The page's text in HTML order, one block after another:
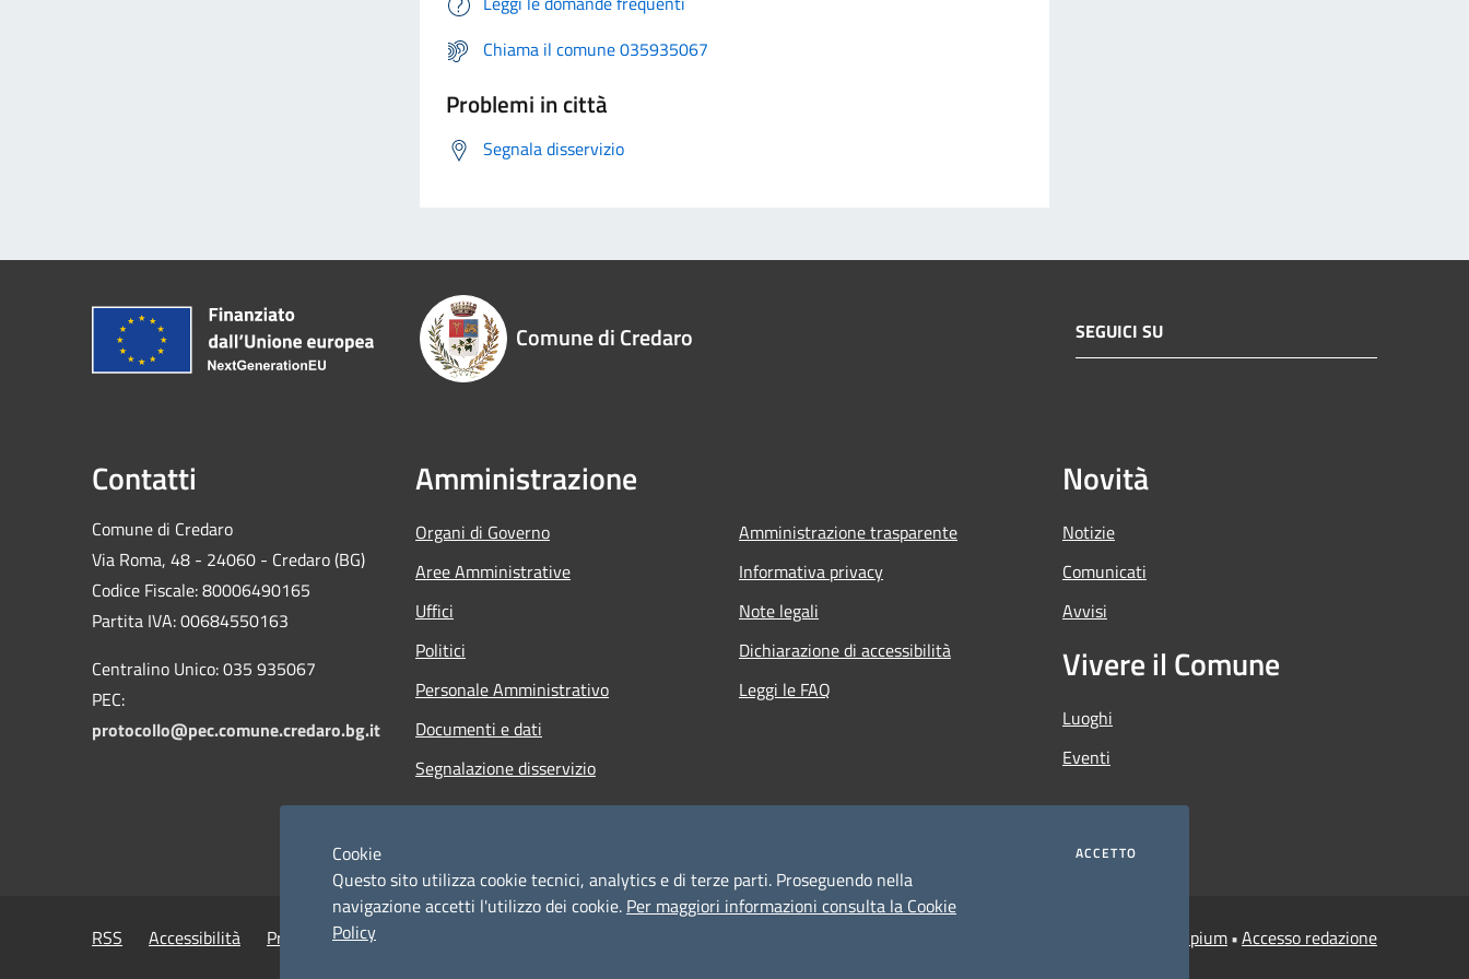
Chiama il comune 035935067
Problemi in città
Segnala disservizio
Comune di Credaro SEGUICI SU
Contatti
Comune di Credaro
Via Roma, 48 - 24060 - Credaro (BG)
Codice Fiscale: 80006490165
Partita IVA: 00684550163
Centralino Unico: 035 935067
PEC:
protocollo@pec.comune.credaro.bg.it
Amministrazione
Organi di Governo
Aree Amministrative
Uffici
Politici
Personale Amministrativo
Documenti e dati
Segnalazione disservizio
Amministrazione trasparente
Informativa privacy
Note legali
Dichiarazione di accessibilità
Leggi le FAQ
Novità
Notizie
Comunicati
Avvisi
Vivere il Comune
Luoghi
Eventi
RSS Accessibilità Privacy Cookie Municipium•Accesso redazione
Cookie
Questo sito utilizza cookie tecnici, analytics e di terze parti. Proseguendo nella
navigazione accetti l'utilizzo dei cookie. Per maggiori informazioni consulta la Cookie
Policy
ACCETTO